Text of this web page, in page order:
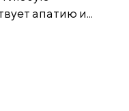
апатию и...